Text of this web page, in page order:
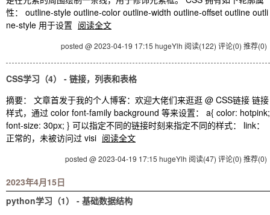
性： outline-style outline-color outline-width outline-offset outline outli
ne-style 用于设置 阅读全文
posted @ 2023-04-19 17:15 hugeYlh 阅读(122) 评论(0) 推荐(0)
CSS学习（4） - 链接，列表和表格
摘要： 文章首发于我的个人博客：欢迎大佬们来逛逛 @ CSS链接 链接
样式，通过 color font-family background 等来设置： a{ color: hotpink;
font-size: 30px; } 可以指定不同的链接时刻来指定不同的样式： link：
正常的，未被访问过 visi 阅读全文
posted @ 2023-04-19 17:15 hugeYlh 阅读(47) 评论(0) 推荐(0)
2023年4月15日
python学习（1） - 基础数据结构